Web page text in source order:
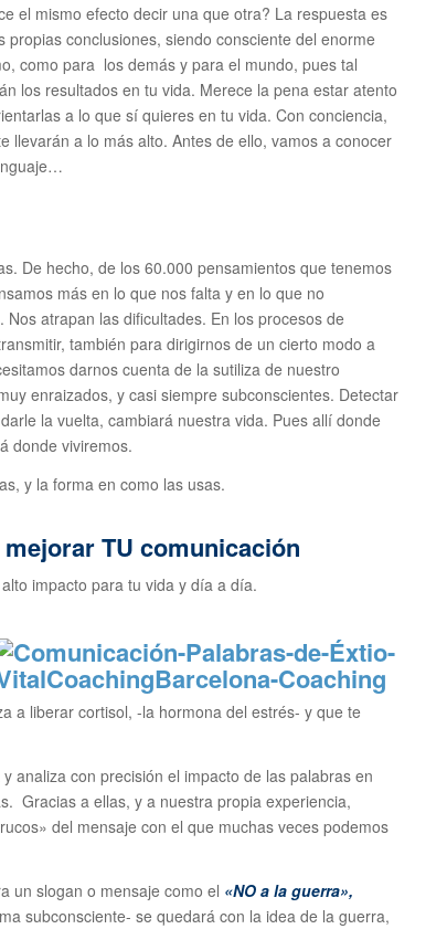
el mismo efecto decir una que otra? La respuesta es
conclusiones, siendo consciente del enorme
como para los demás y para el mundo, pues tal
los resultados en tu vida. Merece la pena estar atento
a lo que sí quieres en tu vida. Con conciencia,
llevarán a lo más alto. Antes de ello, vamos a conocer
De hecho, de los 60.000 pensamientos que tenemos
más en lo que nos falta y en lo que no
atrapan las dificultades. En los procesos de
también para dirigirnos de un cierto modo a
darnos cuenta de la sutiliza de nuestro
enraizados, y casi siempre subconscientes. Detectar
la vuelta, cambiará nuestra vida. Pues allí donde
donde viviremos.
y la forma en como las usas.
TU comunicación
impacto para tu vida y día a día.
a liberar cortisol, -la hormona del estrés- y que te
analiza con precisión el impacto de las palabras en
Gracias a ellas, y a nuestra propia experiencia,
del mensaje con el que muchas veces podemos
un slogan o mensaje como el «NO a la guerra»,
subconsciente- se quedará con la idea de la guerra,